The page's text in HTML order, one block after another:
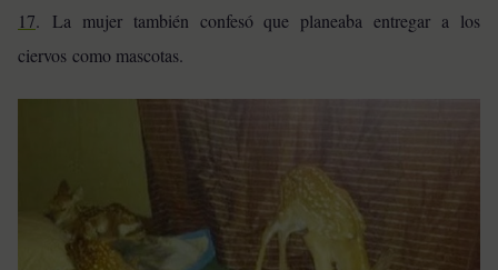
17. La mujer también confesó que planeaba entregar a los
ciervos como mascotas.